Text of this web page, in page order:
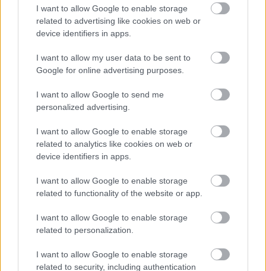
I want to allow Google to enable storage
related to advertising like cookies on web or
device identifiers in apps.
I want to allow my user data to be sent to
Google for online advertising purposes.
I want to allow Google to send me
personalized advertising.
I want to allow Google to enable storage
related to analytics like cookies on web or
device identifiers in apps.
I want to allow Google to enable storage
related to functionality of the website or app.
I want to allow Google to enable storage
related to personalization.
I want to allow Google to enable storage
related to security, including authentication
φθινόπωρο είναι η τέλεια εποχή για να
(ξανα)ερωτευτείς το βουνό των Κενταύρων. 4
ωρίτσες είσαι μόνο μακριά με το ΚΤΕΛ επομένως
κλείσε τώρα το ρημάδι το εισιτήριο.
Η τιμή του oneway εισιτηρίου στα 33,50€
μια ομορφιά
δρόμος